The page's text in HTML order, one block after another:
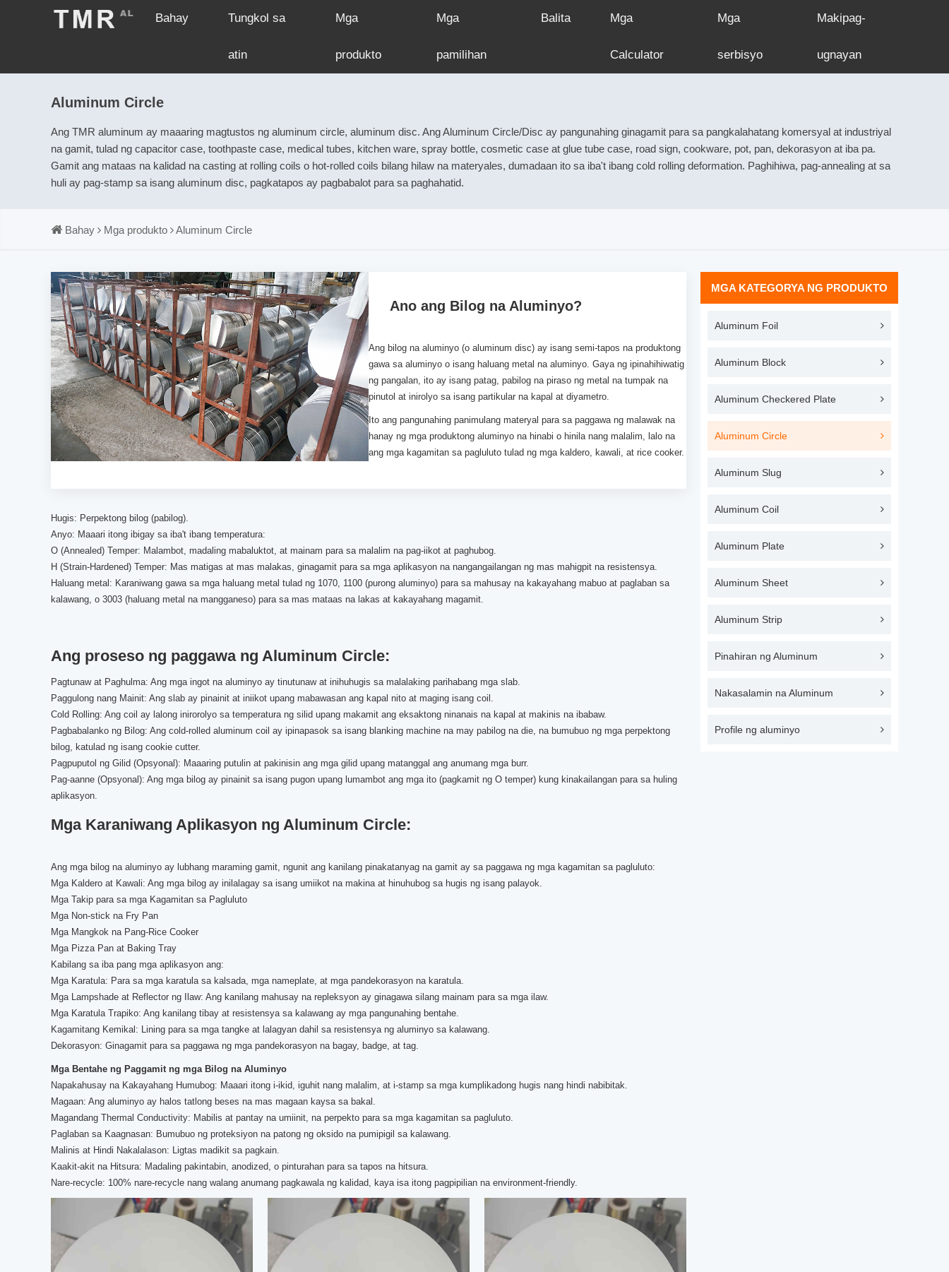
Bahay Tungkol sa
atin
Mga
produkto
Mga
pamilihan
Balita Mga
Calculator
Mga
serbisyo
Makipag-
ugnayan
Aluminum Circle
Ang TMR aluminum ay maaaring magtustos ng aluminum circle, aluminum disc. Ang Aluminum Circle/Disc ay pangunahing ginagamit para sa pangkalahatang komersyal at industriyal
na gamit, tulad ng capacitor case, toothpaste case, medical tubes, kitchen ware, spray bottle, cosmetic case at glue tube case, road sign, cookware, pot, pan, dekorasyon at iba pa.
Gamit ang mataas na kalidad na casting at rolling coils o hot-rolled coils bilang hilaw na materyales, dumadaan ito sa iba't ibang cold rolling deformation. Paghihiwa, pag-annealing at sa
huli ay pag-stamp sa isang aluminum disc, pagkatapos ay pagbabalot para sa paghahatid.
Bahay Mga produkto Aluminum Circle
Ano ang Bilog na Aluminyo?
Ang bilog na aluminyo (o aluminum disc) ay isang semi-tapos na produktong
gawa sa aluminyo o isang haluang metal na aluminyo. Gaya ng ipinahihiwatig
ng pangalan, ito ay isang patag, pabilog na piraso ng metal na tumpak na
pinutol at inirolyo sa isang partikular na kapal at diyametro.
Ito ang pangunahing panimulang materyal para sa paggawa ng malawak na
hanay ng mga produktong aluminyo na hinabi o hinila nang malalim, lalo na
ang mga kagamitan sa pagluluto tulad ng mga kaldero, kawali, at rice cooker.
Hugis: Perpektong bilog (pabilog).
Anyo: Maaari itong ibigay sa iba't ibang temperatura:
O (Annealed) Temper: Malambot, madaling mabaluktot, at mainam para sa malalim na pag-iikot at paghubog.
H (Strain-Hardened) Temper: Mas matigas at mas malakas, ginagamit para sa mga aplikasyon na nangangailangan ng mas mahigpit na resistensya.
Haluang metal: Karaniwang gawa sa mga haluang metal tulad ng 1070, 1100 (purong aluminyo) para sa mahusay na kakayahang mabuo at paglaban sa
kalawang, o 3003 (haluang metal na mangganeso) para sa mas mataas na lakas at kakayahang magamit.
Ang proseso ng paggawa ng Aluminum Circle:
Pagtunaw at Paghulma: Ang mga ingot na aluminyo ay tinutunaw at inihuhugis sa malalaking parihabang mga slab.
Paggulong nang Mainit: Ang slab ay pinainit at iniikot upang mabawasan ang kapal nito at maging isang coil.
Cold Rolling: Ang coil ay lalong inirorolyo sa temperatura ng silid upang makamit ang eksaktong ninanais na kapal at makinis na ibabaw.
Pagbabalanko ng Bilog: Ang cold-rolled aluminum coil ay ipinapasok sa isang blanking machine na may pabilog na die, na bumubuo ng mga perpektong
bilog, katulad ng isang cookie cutter.
Pagpuputol ng Gilid (Opsyonal): Maaaring putulin at pakinisin ang mga gilid upang matanggal ang anumang mga burr.
Pag-aanne (Opsyonal): Ang mga bilog ay pinainit sa isang pugon upang lumambot ang mga ito (pagkamit ng O temper) kung kinakailangan para sa huling
aplikasyon.
Mga Karaniwang Aplikasyon ng Aluminum Circle:
Ang mga bilog na aluminyo ay lubhang maraming gamit, ngunit ang kanilang pinakatanyag na gamit ay sa paggawa ng mga kagamitan sa pagluluto:
Mga Kaldero at Kawali: Ang mga bilog ay inilalagay sa isang umiikot na makina at hinuhubog sa hugis ng isang palayok.
Mga Takip para sa mga Kagamitan sa Pagluluto
Mga Non-stick na Fry Pan
Mga Mangkok na Pang-Rice Cooker
Mga Pizza Pan at Baking Tray
Kabilang sa iba pang mga aplikasyon ang:
Mga Karatula: Para sa mga karatula sa kalsada, mga nameplate, at mga pandekorasyon na karatula.
Mga Lampshade at Reflector ng Ilaw: Ang kanilang mahusay na repleksyon ay ginagawa silang mainam para sa mga ilaw.
Mga Karatula Trapiko: Ang kanilang tibay at resistensya sa kalawang ay mga pangunahing bentahe.
Kagamitang Kemikal: Lining para sa mga tangke at lalagyan dahil sa resistensya ng aluminyo sa kalawang.
Dekorasyon: Ginagamit para sa paggawa ng mga pandekorasyon na bagay, badge, at tag.
Mga Bentahe ng Paggamit ng mga Bilog na Aluminyo
Napakahusay na Kakayahang Humubog: Maaari itong i-ikid, iguhit nang malalim, at i-stamp sa mga kumplikadong hugis nang hindi nabibitak.
Magaan: Ang aluminyo ay halos tatlong beses na mas magaan kaysa sa bakal.
Magandang Thermal Conductivity: Mabilis at pantay na umiinit, na perpekto para sa mga kagamitan sa pagluluto.
Paglaban sa Kaagnasan: Bumubuo ng proteksiyon na patong ng oksido na pumipigil sa kalawang.
Malinis at Hindi Nakalalason: Ligtas madikit sa pagkain.
Kaakit-akit na Hitsura: Madaling pakintabin, anodized, o pinturahan para sa tapos na hitsura.
Nare-recycle: 100% nare-recycle nang walang anumang pagkawala ng kalidad, kaya isa itong pagpipilian na environment-friendly.
MGA KATEGORYA NG PRODUKTO
Aluminum Foil
Aluminum Block
Aluminum Checkered Plate
Aluminum Circle
Aluminum Slug
Aluminum Coil
Aluminum Plate
Aluminum Sheet
Aluminum Strip
Pinahiran ng Aluminum
Nakasalamin na Aluminum
Profile ng aluminyo